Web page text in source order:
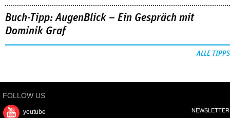
Buch-Tipp: AugenBlick – Ein Gespräch mit
Dominik Graf
ALLE TIPPS
FOLLOW US
youtube NEWSLETTER